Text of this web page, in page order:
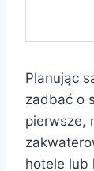
Planując
zadbać o
pierwsze,
hotele lub